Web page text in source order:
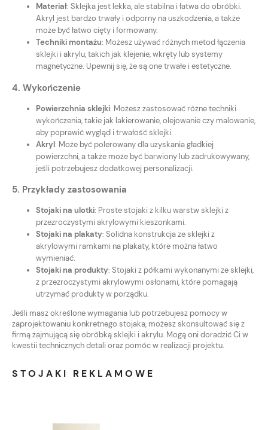
Materiał: Sklejka jest lekka, ale stabilna i łatwa do obróbki.
Akryl jest bardzo trwały i odporny na uszkodzenia, a także
może być łatwo cięty i formowany.
Techniki montażu: Możesz używać różnych metod łączenia
sklejki i akrylu, takich jak klejenie, wkręty lub systemy
magnetyczne. Upewnij się, że są one trwałe i estetyczne.
4. Wykończenie
Powierzchnia sklejki: Możesz zastosować różne techniki
wykończenia, takie jak lakierowanie, olejowanie czy malowanie,
aby poprawić wygląd i trwałość sklejki.
Akryl: Może być polerowany dla uzyskania gładkiej
powierzchni, a także może być barwiony lub zadrukowywany,
jeśli potrzebujesz dodatkowej personalizacji.
5. Przykłady zastosowania
Stojaki na ulotki: Proste stojaki z kilku warstw sklejki z
przezroczystymi akrylowymi kieszonkami.
Stojaki na plakaty: Solidna konstrukcja ze sklejki z
akrylowymi ramkami na plakaty, które można łatwo
wymieniać.
Stojaki na produkty: Stojaki z półkami wykonanymi ze sklejki,
z przezroczystymi akrylowymi osłonami, które pomagają
utrzymać produkty w porządku.
Jeśli masz określone wymagania lub potrzebujesz pomocy w
zaprojektowaniu konkretnego stojaka, możesz skonsultować się z
firmą zajmującą się obróbką sklejki i akrylu. Mogą oni doradzić Ci w
kwestii technicznych detali oraz pomóc w realizacji projektu.
STOJAKI REKLAMOWE